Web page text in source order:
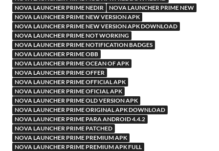
NOVA LAUNCHER PRIME NEDIR
NOVA LAUNCHER PRIME NEW
NOVA LAUNCHER PRIME NEW VERSION APK
NOVA LAUNCHER PRIME NEW VERSION APK DOWNLOAD
NOVA LAUNCHER PRIME NOT WORKING
NOVA LAUNCHER PRIME NOTIFICATION BADGES
NOVA LAUNCHER PRIME OBB
NOVA LAUNCHER PRIME OCEAN OF APK
NOVA LAUNCHER PRIME OFFER
NOVA LAUNCHER PRIME OFFICIAL APK
NOVA LAUNCHER PRIME OFICIAL APK
NOVA LAUNCHER PRIME OLD VERSION APK
NOVA LAUNCHER PRIME ORIGINAL APK DOWNLOAD
NOVA LAUNCHER PRIME PARA ANDROID 4.4.2
NOVA LAUNCHER PRIME PATCHED
NOVA LAUNCHER PRIME PREMIUM APK
NOVA LAUNCHER PRIME PREMIUM APK FULL